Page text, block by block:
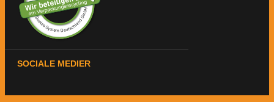
SOCIALE MEDIER